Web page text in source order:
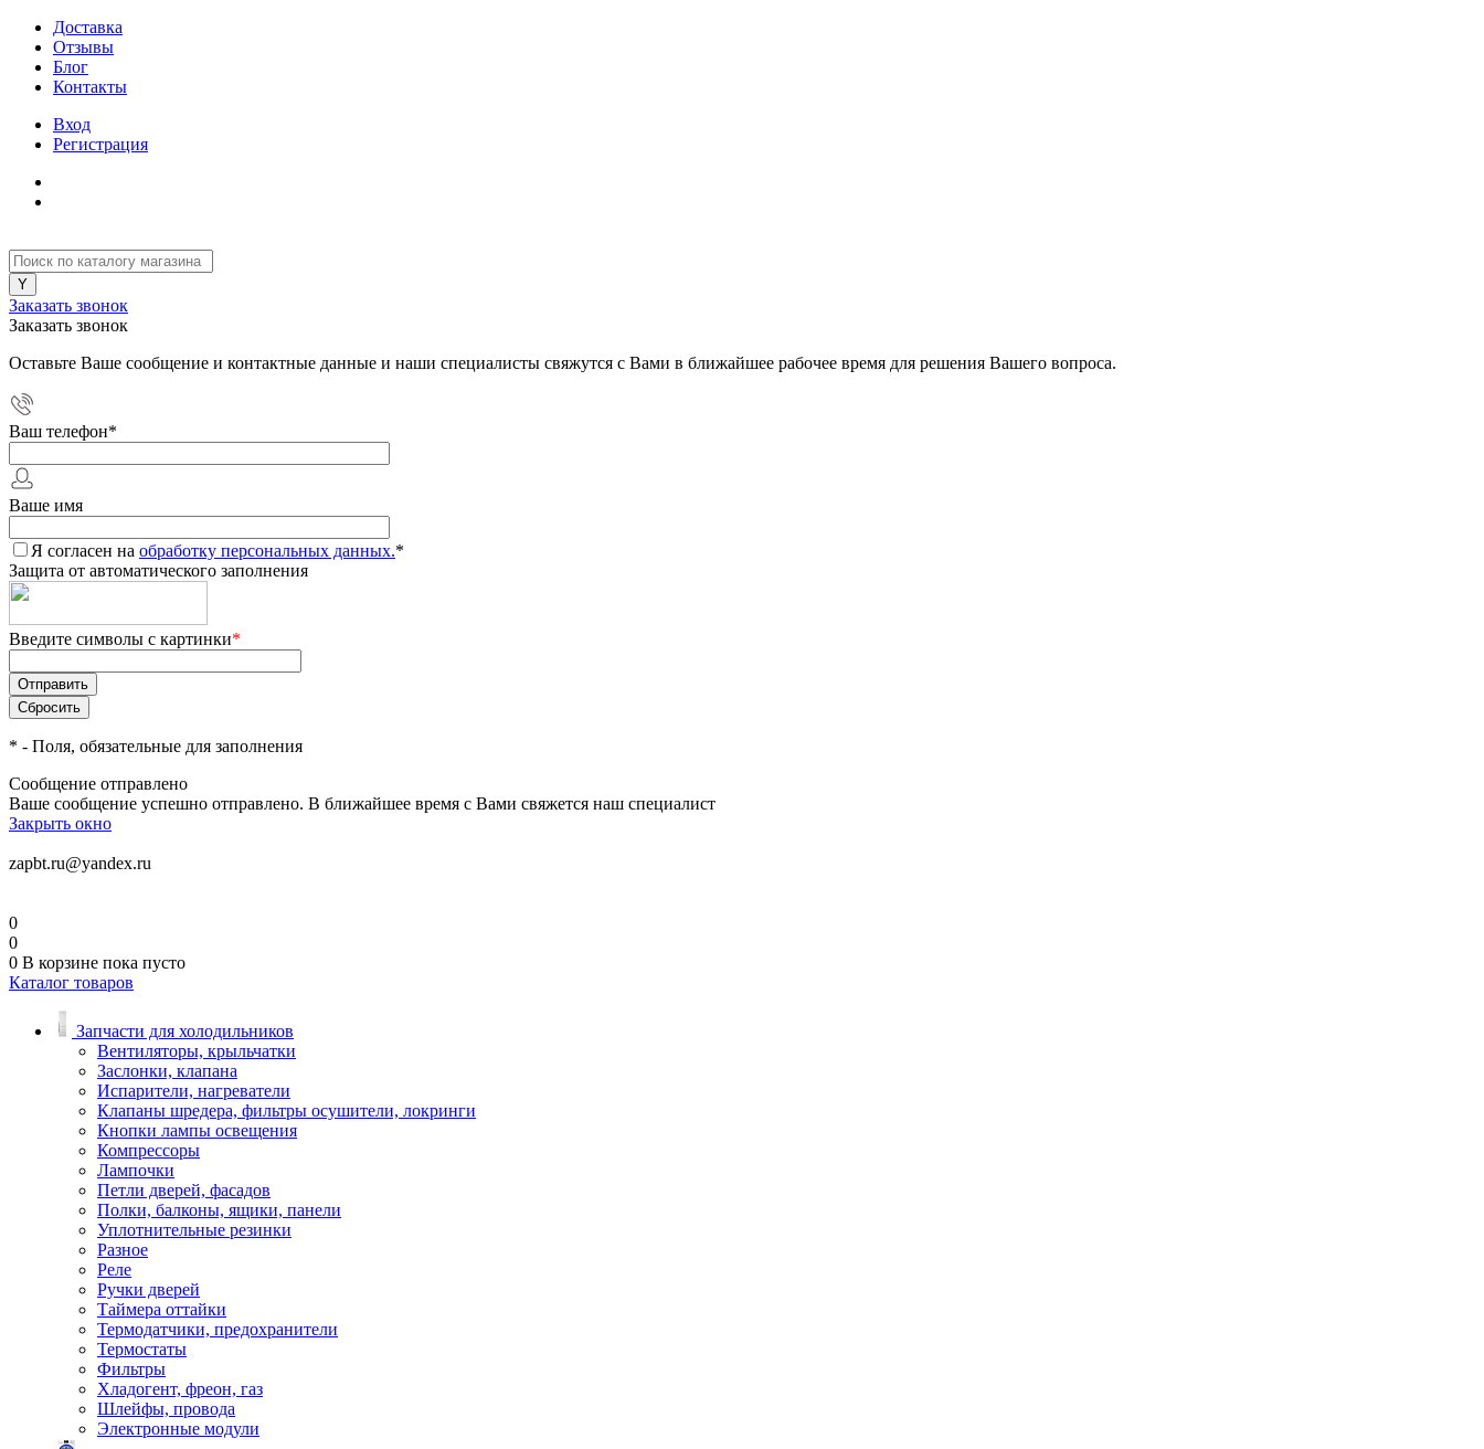
Доставка
Отзывы
Блог
Контакты
Вход
Регистрация
Заказать звонок
Заказать звонок
Оставьте Ваше сообщение и контактные данные и наши специалисты свяжутся с Вами в ближайшее рабочее время для решения Вашего вопроса.
Ваш телефон*
Ваше имя
Я согласен на обработку персональных данных.*
Защита от автоматического заполнения
Введите символы с картинки*
* - Поля, обязательные для заполнения
Сообщение отправлено
Ваше сообщение успешно отправлено. В ближайшее время с Вами свяжется наш специалист
Закрыть окно
zapbt.ru@yandex.ru
0
0
0 В корзине пока пусто
Каталог товаров
Запчасти для холодильников
Вентиляторы, крыльчатки
Заслонки, клапана
Испарители, нагреватели
Клапаны шредера, фильтры осушители, локринги
Кнопки лампы освещения
Компрессоры
Лампочки
Петли дверей, фасадов
Полки, балконы, ящики, панели
Уплотнительные резинки
Разное
Реле
Ручки дверей
Таймера оттайки
Термодатчики, предохранители
Термостаты
Фильтры
Хладогент, фреон, газ
Шлейфы, провода
Электронные модули